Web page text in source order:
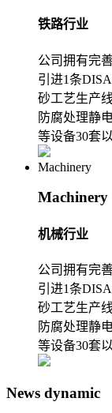
铁路行业
公司拥有完
引进1条
砂工艺生产
防腐处理静
等设备30套
Machinery
Machinery
机械行业
公司拥有完
引进1条
砂工艺生产
防腐处理静
等设备30套
News dynamic